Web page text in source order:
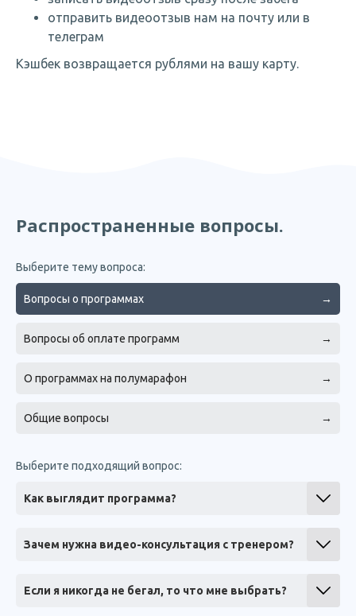
отправить видеоотзыв нам на почту или в
телеграм
Кэшбек возвращается рублями на вашу карту.
Распространенные вопросы.
Выберите тему вопроса:
Вопросы о программах →
Вопросы об оплате программ →
О программах на полумарафон →
Общие вопросы →
Выберите подходящий вопрос:
Как выглядит программа?
Зачем нужна видео-консультация с тренером?
Если я никогда не бегал, то что мне выбрать?